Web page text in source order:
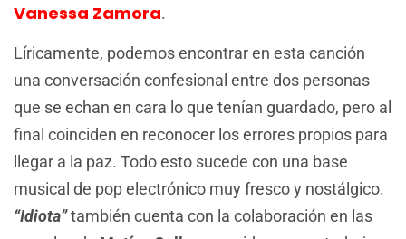
Vanessa Zamora.
Líricamente, podemos encontrar en esta canción
una conversación confesional entre dos personas
que se echan en cara lo que tenían guardado, pero al
final coinciden en reconocer los errores propios para
llegar a la paz. Todo esto sucede con una base
musical de pop electrónico muy fresco y nostálgico.
“Idiota”también cuenta con la colaboración en las